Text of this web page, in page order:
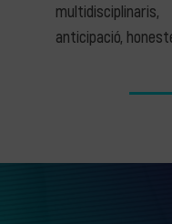
anticipació,